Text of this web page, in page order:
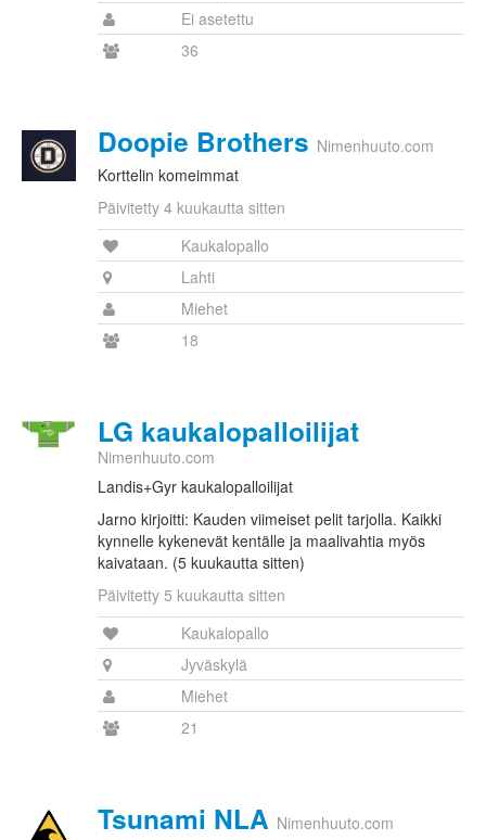
Ei asetettu
36
Doopie Brothers Nimenhuuto.com
Korttelin komeimmat
Päivitetty 4 kuukautta sitten
Kaukalopallo
Lahti
Miehet
18
LG kaukalopalloilijat
Nimenhuuto.com
Landis+Gyr kaukalopalloilijat
Jarno kirjoitti: Kauden viimeiset pelit tarjolla. Kaikki
kynnelle kykenevät kentälle ja maalivahtia myös
kaivataan. (5 kuukautta sitten)
Päivitetty 5 kuukautta sitten
Kaukalopallo
Jyväskylä
Miehet
21
Tsunami NLA Nimenhuuto.com